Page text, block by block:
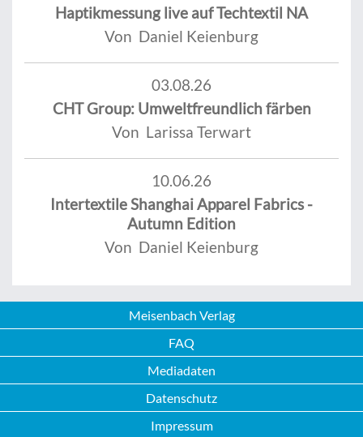
Haptikmessung live auf Techtextil NA
Von Daniel Keienburg
03.08.26
CHT Group: Umweltfreundlich färben
Von Larissa Terwart
10.06.26
Intertextile Shanghai Apparel Fabrics -
Autumn Edition
Von Daniel Keienburg
Meisenbach Verlag
FAQ
Mediadaten
Datenschutz
Impressum